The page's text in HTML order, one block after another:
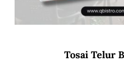
Tosai Telur